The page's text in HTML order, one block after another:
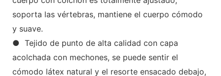
soporta las vértebras, mantiene el cuerpo cómodo
y suave.
● Tejido de punto de alta calidad con capa
acolchada con mechones, se puede sentir el
cómodo látex natural y el resorte ensacado debajo,